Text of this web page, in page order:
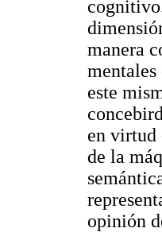
manera
este
en virtud
de la
opinión